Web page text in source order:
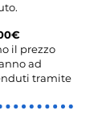
il prezzo
ad
tramite